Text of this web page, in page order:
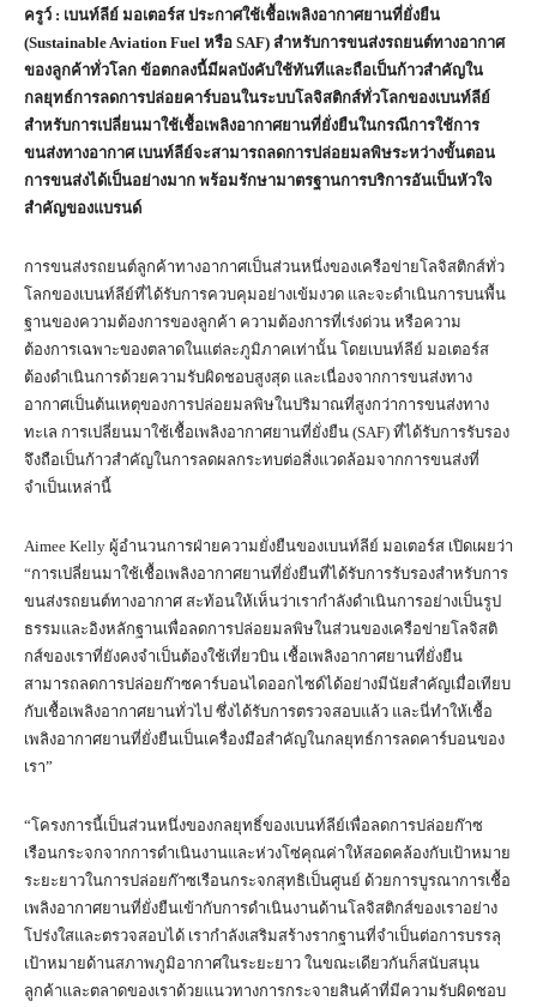
ครูว์ : เบนท์ลีย์ มอเตอร์ส ประกาศใช้เชื้อเพลิงอากาศยานที่ยั่งยืน
(Sustainable Aviation Fuel หรือ SAF) สำหรับการขนส่งรถยนต์ทางอากาศ
ของลูกค้าทั่วโลก ข้อตกลงนี้มีผลบังคับใช้ทันทีและถือเป็นก้าวสำคัญใน
กลยุทธ์การลดการปล่อยคาร์บอนในระบบโลจิสติกส์ทั่วโลกของเบนท์ลีย์
สำหรับการเปลี่ยนมาใช้เชื้อเพลิงอากาศยานที่ยั่งยืนในกรณีการใช้การ
ขนส่งทางอากาศ เบนท์ลีย์จะสามารถลดการปล่อยมลพิษระหว่างขั้นตอน
การขนส่งได้เป็นอย่างมาก พร้อมรักษามาตรฐานการบริการอันเป็นหัวใจ
สำคัญของแบรนด์
การขนส่งรถยนต์ลูกค้าทางอากาศเป็นส่วนหนึ่งของเครือข่ายโลจิสติกส์ทั่ว
โลกของเบนท์ลีย์ที่ได้รับการควบคุมอย่างเข้มงวด และจะดำเนินการบนพื้น
ฐานของความต้องการของลูกค้า ความต้องการที่เร่งด่วน หรือความ
ต้องการเฉพาะของตลาดในแต่ละภูมิภาคเท่านั้น โดยเบนท์ลีย์ มอเตอร์ส
ต้องดำเนินการด้วยความรับผิดชอบสูงสุด และเนื่องจากการขนส่งทาง
อากาศเป็นต้นเหตุของการปล่อยมลพิษในปริมาณที่สูงกว่าการขนส่งทาง
ทะเล การเปลี่ยนมาใช้เชื้อเพลิงอากาศยานที่ยั่งยืน (SAF) ที่ได้รับการรับรอง
จึงถือเป็นก้าวสำคัญในการลดผลกระทบต่อสิ่งแวดล้อมจากการขนส่งที่
จำเป็นเหล่านี้
Aimee Kelly ผู้อำนวนการฝ่ายความยั่งยืนของเบนท์ลีย์ มอเตอร์ส เปิดเผยว่า
“การเปลี่ยนมาใช้เชื้อเพลิงอากาศยานที่ยั่งยืนที่ได้รับการรับรองสำหรับการ
ขนส่งรถยนต์ทางอากาศ สะท้อนให้เห็นว่าเรากำลังดำเนินการอย่างเป็นรูป
ธรรมและอิงหลักฐานเพื่อลดการปล่อยมลพิษในส่วนของเครือข่ายโลจิสติ
กส์ของเราที่ยังคงจำเป็นต้องใช้เที่ยวบิน เชื้อเพลิงอากาศยานที่ยั่งยืน
สามารถลดการปล่อยก๊าซคาร์บอนไดออกไซด์ได้อย่างมีนัยสำคัญเมื่อเทียบ
กับเชื้อเพลิงอากาศยานทั่วไป ซึ่งได้รับการตรวจสอบแล้ว และนี่ทำให้เชื้อ
เพลิงอากาศยานที่ยั่งยืนเป็นเครื่องมือสำคัญในกลยุทธ์การลดคาร์บอนของ
เรา”
“โครงการนี้เป็นส่วนหนึ่งของกลยุทธิ์ของเบนท์ลีย์เพื่อลดการปล่อยก๊าซ
เรือนกระจกจากการดำเนินงานและห่วงโซ่คุณค่าให้สอดคล้องกับเป้าหมาย
ระยะยาวในการปล่อยก๊าซเรือนกระจกสุทธิเป็นศูนย์ ด้วยการบูรณาการเชื้อ
เพลิงอากาศยานที่ยั่งยืนเข้ากับการดำเนินงานด้านโลจิสติกส์ของเราอย่าง
โปร่งใสและตรวจสอบได้ เรากำลังเสริมสร้างรากฐานที่จำเป็นต่อการบรรลุ
เป้าหมายด้านสภาพภูมิอากาศในระยะยาว ในขณะเดียวกันก็สนับสนุน
ลูกค้าและตลาดของเราด้วยแนวทางการกระจายสินค้าที่มีความรับผิดชอบ